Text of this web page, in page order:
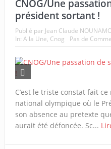
CNOG/Une
président sortant !
Publié par Jean Claude
In: A la Une, Cnog Pas de
C’est le triste constat fait
national olympique où le
son absence au pretexte
aurait été défoncée. Sc...